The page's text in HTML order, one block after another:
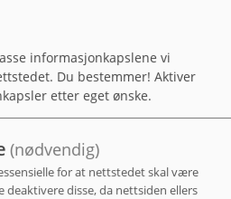
informasjonkapslene vi
Du bestemmer! Aktiver
etter eget ønske.
(nødvendig)
for at nettstedet skal være
deaktivere disse, da nettsiden ellers